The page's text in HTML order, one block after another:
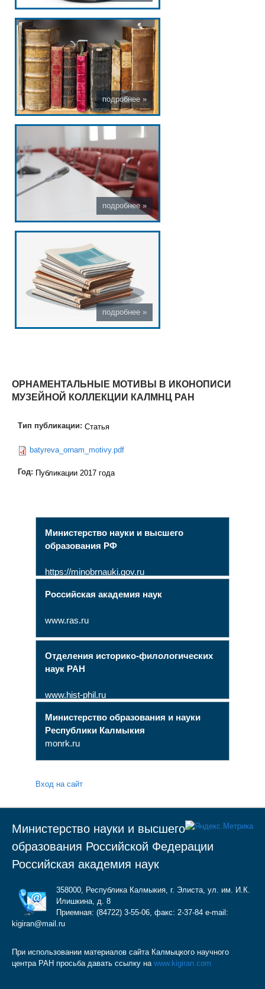
ОРНАМЕНТАЛЬНЫЕ МОТИВЫ В ИКОНОПИСИ
МУЗЕЙНОЙ КОЛЛЕКЦИИ КАЛМНЦ РАН
Тип публикации: Статья
batyreva_ornam_motivy.pdf
Год: Публикации 2017 года
Министерство науки и высшего
образования РФ
https://minobrnauki.gov.ru
Российская академия наук
www.ras.ru
Отделения историко-филологических
наук РАН
www.hist-phil.ru
Министерство образования и науки
Республики Калмыкия
monrk.ru
Вход на сайт
Министерство науки и высшего
образования Российской Федерации
Российская академия наук
358000, Республика Калмыкия, г. Элиста, ул. им. И.К.
Илишкина, д. 8
Приемная: (84722) 3-55-06, факс: 2-37-84 e-mail:
kigiran@mail.ru
При использовании материалов сайта Калмыцкого научного
центра РАН просьба давать ссылку на www.kigiran.com